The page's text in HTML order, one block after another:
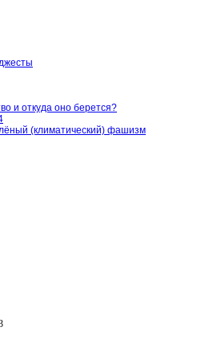
и откуда оно берется?
(климатический) фашизм